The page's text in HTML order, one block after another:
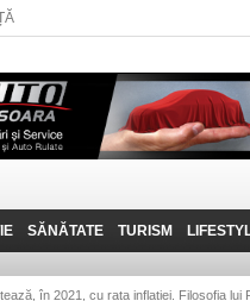
SĂNĂTATE TURISM
PRIN MUNȚII
BANATULUI
în 2021, cu rata inflației. Filosofia